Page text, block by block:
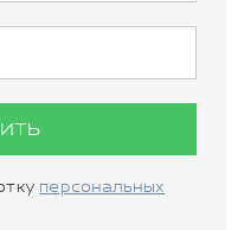
персональных